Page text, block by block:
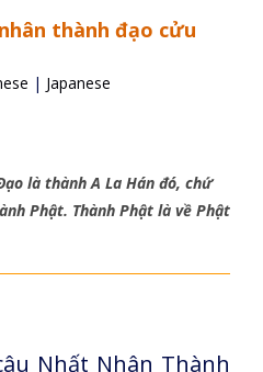
thành đạo cửu
| Japanese
là thành A La Hán đó, chứ
Phật. Thành Phật là về Phật
Nhất Nhân Thành